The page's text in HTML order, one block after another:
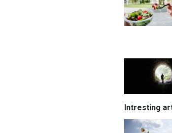
Intresting